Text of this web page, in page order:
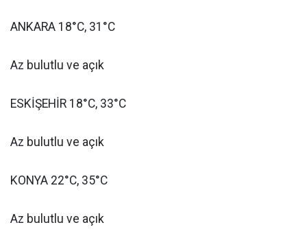
ANKARA 18°C, 31°C
Az bulutlu ve açık
ESKİŞEHİR 18°C, 33°C
Az bulutlu ve açık
KONYA 22°C, 35°C
Az bulutlu ve açık